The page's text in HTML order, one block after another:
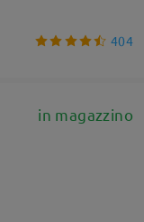
404
in magazzino